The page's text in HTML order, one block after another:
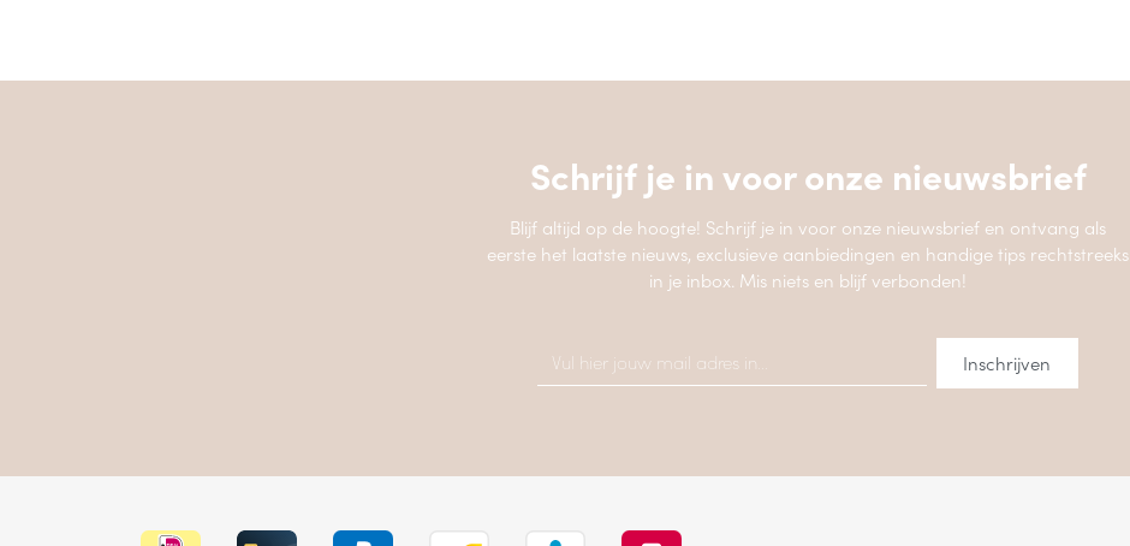
Schrijf je in voor onze nieuwsbrief
Blijf altijd op de hoogte! Schrijf je in voor onze nieuwsbrief en ontvang als
eerste het laatste nieuws, exclusieve aanbiedingen en handige tips rechtstreeks
in je inbox. Mis niets en blijf verbonden!